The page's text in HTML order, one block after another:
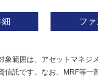
フ
範囲は、アセットマネジ
信託です。なお、MRF等一